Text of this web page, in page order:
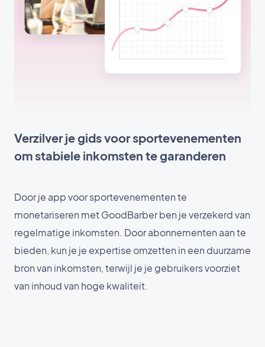
Verzilver je gids voor sportevenementen
om stabiele inkomsten te garanderen
Door je app voor sportevenementen te
monetariseren met GoodBarber ben je verzekerd van
regelmatige inkomsten. Door abonnementen aan te
bieden, kun je je expertise omzetten in een duurzame
bron van inkomsten, terwijl je je gebruikers voorziet
van inhoud van hoge kwaliteit.